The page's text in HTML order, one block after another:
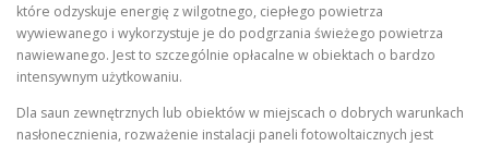
które odzyskuje energię z wilgotnego, ciepłego powietrza
wywiewanego i wykorzystuje je do podgrzania świeżego powietrza
nawiewanego. Jest to szczególnie opłacalne w obiektach o bardzo
intensywnym użytkowaniu.
Dla saun zewnętrznych lub obiektów w miejscach o dobrych warunkach
nasłonecznienia, rozważenie instalacji paneli fotowoltaicznych jest